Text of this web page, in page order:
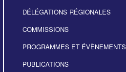
DÉLÉGATIONS RÉGIONALES
COMMISSIONS
PROGRAMMES ET ÉVÈNEMENTS
PUBLICATIONS